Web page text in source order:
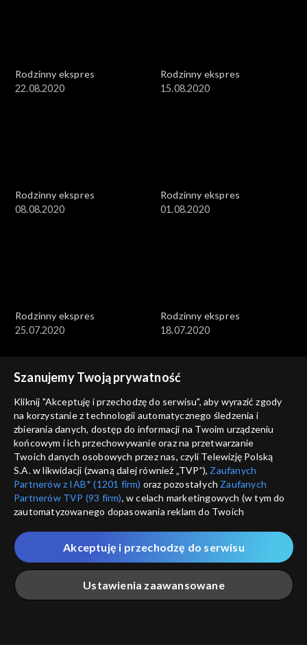
Rodzinny ekspres
22.08.2020
Rodzinny ekspres
15.08.2020
Rodzinny ekspres
08.08.2020
Rodzinny ekspres
01.08.2020
Rodzinny ekspres
25.07.2020
Rodzinny ekspres
18.07.2020
Rodzinny ekspres
11.07.2020
Rodzinny ekspres
04.07.2020
Rodzinny ekspres
27.06.2020
Rodzinny ekspres
20.06.2020
Szanujemy Twoją prywatność
Kliknij "Akceptuję i przechodzę do serwisu", aby wyrazić zgody
na korzystanie z technologii automatycznego śledzenia i
zbierania danych, dostęp do informacji na Twoim urządzeniu
końcowym i ich przechowywanie oraz na przetwarzanie
Twoich danych osobowych przez nas, czyli Telewizję Polską
S.A. w likwidacji (zwaną dalej również „TVP”), Zaufanych
Partnerów z IAB* (1201 firm) oraz pozostałych Zaufanych
Partnerów TVP (93 firm), w celach marketingowych (w tym do
zautomatyzowanego dopasowania reklam do Twoich
które wskazujemy poniżej, a także zgody na udostępnianie
przez nas identyfikatora PPID do Google.
Twoje dane osobowe zbierane podczas odwiedzania przez
Ciebie naszych
poszczególnych serwisówzwanych dalej
„Portalem”, w tym informacje zapisywane za pomocą
Ustawienia zaawansowane
Akceptuję i przechodzę do serwisu